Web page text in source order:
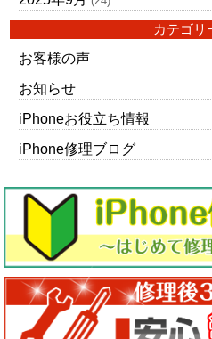
カテゴリ
お客様の声
お知らせ
iPhoneお役立ち情報
iPhone修理ブログ